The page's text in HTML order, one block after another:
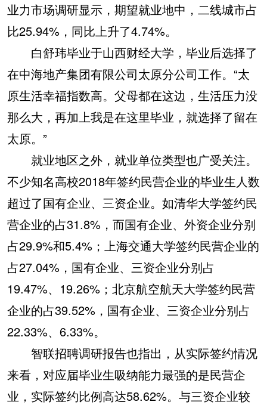
业力市场调研显示，期望就业地中，二线城市占
比25.94%，同比上升了4.74%。
白舒玮毕业于山西财经大学，毕业后选择了
在中海地产集团有限公司太原分公司工作。“太
原生活幸福指数高。父母都在这边，生活压力没
那么大，再加上我是在这里毕业，就选择了留在
太原。”
就业地区之外，就业单位类型也广受关注。
不少知名高校2018年签约民营企业的毕业生人数
超过了国有企业、三资企业。如清华大学签约民
营企业的占31.8%，而国有企业、外资企业分别
占29.9%和5.4%；上海交通大学签约民营企业的
占27.04%，国有企业、三资企业分别占
19.47%、19.26%；北京航空航天大学签约民营
企业的占39.52%，国有企业、三资企业分别占
22.33%、6.33%。
智联招聘调研报告也指出，从实际签约情况
来看，对应届毕业生吸纳能力最强的是民营企
业，实际签约比例高达58.62%。与三资企业较